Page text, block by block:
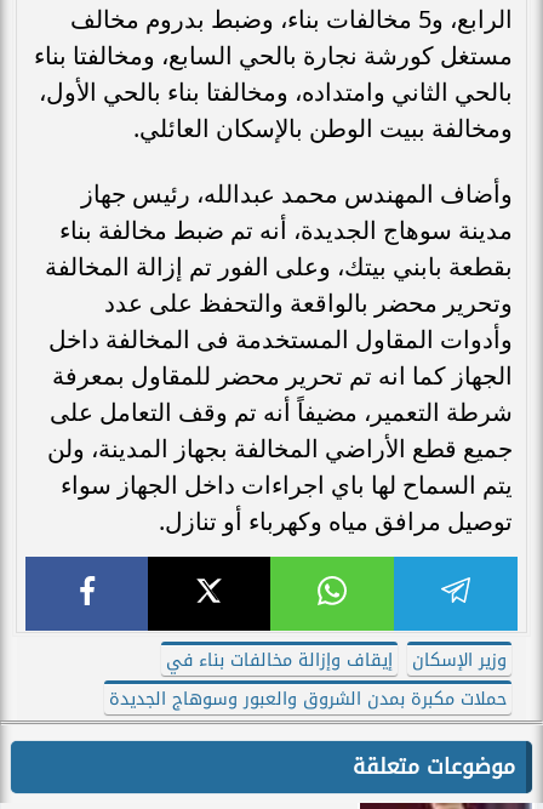
الرابع، و5 مخالفات بناء، وضبط بدروم مخالف
مستغل كورشة نجارة بالحي السابع، ومخالفتا بناء
بالحي الثاني وامتداده، ومخالفتا بناء بالحي الأول،
ومخالفة ببيت الوطن بالإسكان العائلي.
وأضاف المهندس محمد عبدالله، رئيس جهاز
مدينة سوهاج الجديدة، أنه تم ضبط مخالفة بناء
بقطعة بابني بيتك، وعلى الفور تم إزالة المخالفة
وتحرير محضر بالواقعة والتحفظ على عدد
وأدوات المقاول المستخدمة فى المخالفة داخل
الجهاز كما انه تم تحرير محضر للمقاول بمعرفة
شرطة التعمير، مضيفاً أنه تم وقف التعامل على
جميع قطع الأراضي المخالفة بجهاز المدينة، ولن
يتم السماح لها باي اجراءات داخل الجهاز سواء
توصيل مرافق مياه وكهرباء أو تنازل.
وزير الإسكان
إيقاف وإزالة مخالفات بناء في
حملات مكبرة بمدن الشروق والعبور وسوهاج الجديدة
موضوعات متعلقة